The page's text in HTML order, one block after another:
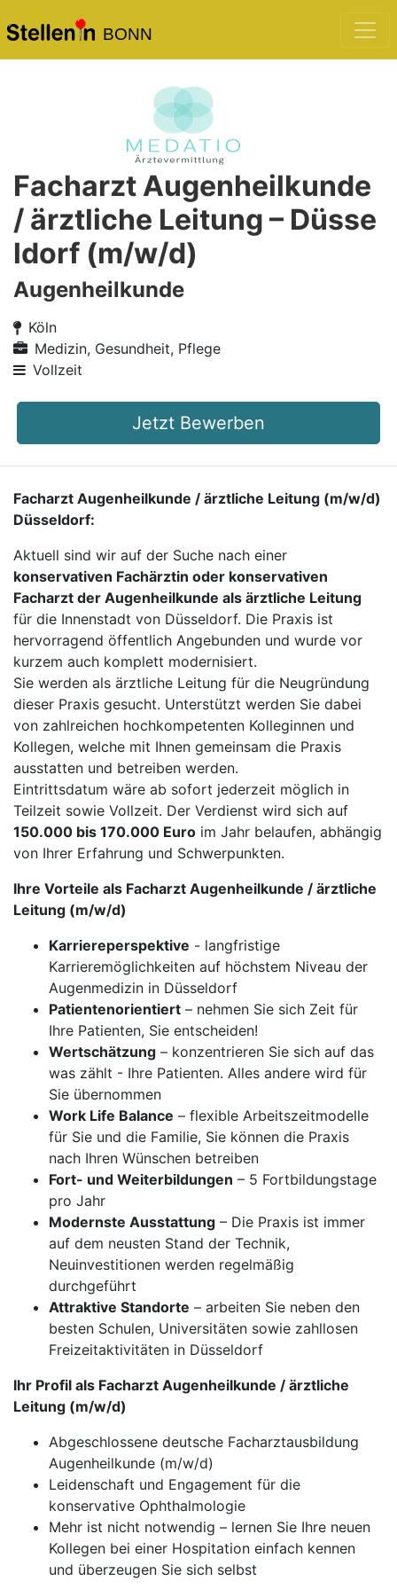
BONN
Facharzt Augenheilkunde
/ ärztliche Leitung – Düsse
ldorf (m/w/d)
Augenheilkunde
Köln
Medizin, Gesundheit, Pflege
Vollzeit
Jetzt Bewerben
Facharzt Augenheilkunde / ärztliche Leitung (m/w/d)
Düsseldorf:
Aktuell sind wir auf der Suche nach einer
konservativen Fachärztin oder konservativen
Facharzt der Augenheilkunde als ärztliche Leitung
für die Innenstadt von Düsseldorf. Die Praxis ist
hervorragend öffentlich Angebunden und wurde vor
kurzem auch komplett modernisiert.
Sie werden als ärztliche Leitung für die Neugründung
dieser Praxis gesucht. Unterstützt werden Sie dabei
von zahlreichen hochkompetenten Kolleginnen und
Kollegen, welche mit Ihnen gemeinsam die Praxis
ausstatten und betreiben werden.
Eintrittsdatum wäre ab sofort jederzeit möglich in
Teilzeit sowie Vollzeit. Der Verdienst wird sich auf
150.000 bis 170.000 Euro im Jahr belaufen, abhängig
von Ihrer Erfahrung und Schwerpunkten.
Ihre Vorteile als Facharzt Augenheilkunde / ärztliche
Leitung (m/w/d)
Karriereperspektive - langfristige
Karrieremöglichkeiten auf höchstem Niveau der
Augenmedizin in Düsseldorf
Patientenorientiert – nehmen Sie sich Zeit für
Ihre Patienten, Sie entscheiden!
Wertschätzung – konzentrieren Sie sich auf das
was zählt - Ihre Patienten. Alles andere wird für
Sie übernommen
Work Life Balance – flexible Arbeitszeitmodelle
für Sie und die Familie, Sie können die Praxis
nach Ihren Wünschen betreiben
Fort- und Weiterbildungen – 5 Fortbildungstage
pro Jahr
Modernste Ausstattung – Die Praxis ist immer
auf dem neusten Stand der Technik,
Neuinvestitionen werden regelmäßig
durchgeführt
Attraktive Standorte – arbeiten Sie neben den
besten Schulen, Universitäten sowie zahllosen
Freizeitaktivitäten in Düsseldorf
Ihr Profil als Facharzt Augenheilkunde / ärztliche
Leitung (m/w/d)
Abgeschlossene deutsche Facharztausbildung
Augenheilkunde (m/w/d)
Leidenschaft und Engagement für die
konservative Ophthalmologie
Mehr ist nicht notwendig – lernen Sie Ihre neuen
Kollegen bei einer Hospitation einfach kennen
und überzeugen Sie sich selbst